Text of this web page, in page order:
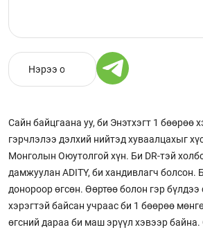
Сайн байцгаана уу, би Энэтхэгт 1 бөөрөө
гэрчлэлээ дэлхий нийтэд хуваалцахыг
Монголын Оюутолгой хүн. Би DR-тэй
дамжуулан ADITY, би хандивлагч болсон.
донороор өгсөн. Өөртөө болон гэр
хэрэгтэй байсан учраас би 1 бөөрөө
өгсний дараа би маш эрүүл хэвээр байна.